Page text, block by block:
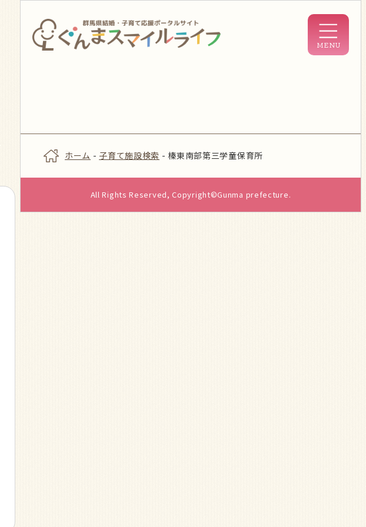
ホーム - 子育て施設検索 -榛東南部第三学童保育所
All Rights Reserved, Copyright©Gunma prefecture.